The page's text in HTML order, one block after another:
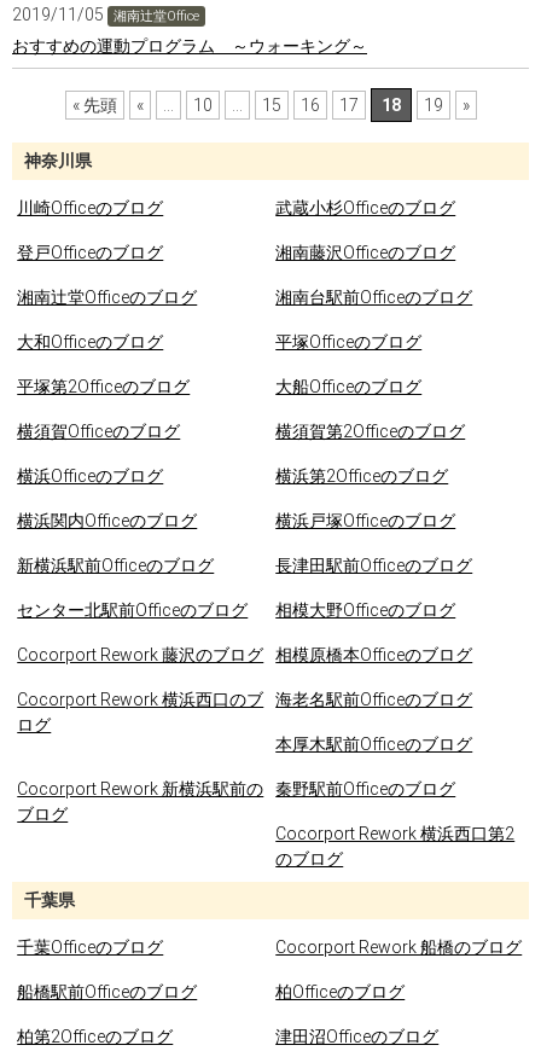
神奈川県
川崎Officeのブログ 武蔵小杉Officeのブログ
登戸Officeのブログ 湘南藤沢Officeのブログ
湘南辻堂Officeのブログ 湘南台駅前Officeのブログ
大和Officeのブログ 平塚Officeのブログ
平塚第2Officeのブログ 大船Officeのブログ
横須賀Officeのブログ 横須賀第2Officeのブログ
横浜Officeのブログ 横浜第2Officeのブログ
横浜関内Officeのブログ 横浜戸塚Officeのブログ
新横浜駅前Officeのブログ 長津田駅前Officeのブログ
センター北駅前Officeのブログ 相模大野Officeのブログ
Cocorport Rework 藤沢のブログ 相模原橋本Officeのブログ
Cocorport Rework 横浜西口のブ
ログ
海老名駅前Officeのブログ
本厚木駅前Officeのブログ
Cocorport Rework 新横浜駅前の
ブログ
秦野駅前Officeのブログ
Cocorport Rework 横浜西口第2
のブログ
千葉県
千葉Officeのブログ Cocorport Rework 船橋のブログ
船橋駅前Officeのブログ 柏Officeのブログ
柏第2Officeのブログ 津田沼Officeのブログ
2019/11/05 湘南辻堂Office
おすすめの運動プログラム ～ウォーキング～
« 先頭 « 10 15 16 17 18 19 »